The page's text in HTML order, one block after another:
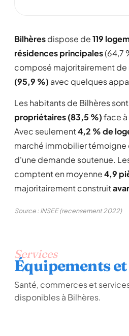
Bilhèresdispose de119
résidences principales(64,7
composé majoritairement de
(95,9 %) avec quelques
Les habitants de Bilhères sont
propriétaires (83,5 %)face à
Avec seulement4,2 % de
marché immobilier témoigne
d'une demande soutenue.
comptent en moyenne4,9
majoritairement construit
Source : INSEE (recensement 2022)
Services
Équipements
Santé, commerces et
disponibles à Bilhères.